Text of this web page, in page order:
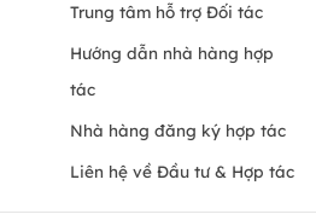
Trung tâm hỗ trợ Đối tác
Hướng dẫn nhà hàng hợp
tác
Nhà hàng đăng ký hợp tác
Liên hệ về Đầu tư & Hợp tác